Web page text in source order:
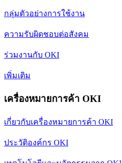
กลุ่มตัวอย่างการใช้งาน
ความรับผิดชอบต่อสังคม
ร่วมงานกับ OKI
เพิ่มเติม
เครื่องหมายการค้า OKI
เกี่ยวกับเครื่องหมายการค้า OKI
ประวัติองค์กร OKI